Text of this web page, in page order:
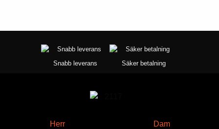
Snabb leverans Säker betalning
Herr Dam